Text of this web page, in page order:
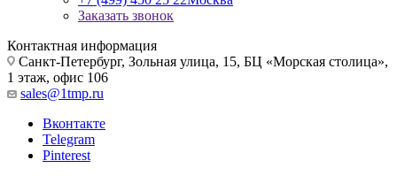
Заказать звонок
Контактная информация
Санкт-Петербург, Зольная улица, 15, БЦ «Морская столица»,
1 этаж, офис 106
sales@1tmp.ru
Вконтакте
Telegram
Pinterest